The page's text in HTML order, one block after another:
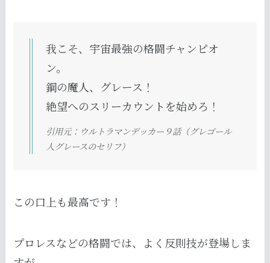
我こそ、宇宙最強の格闘チャンピオ
ン。
鋼の魔人、グレース！
絶望へのスリーカウントを始めろ！
引用元：ウルトラマンデッカー９話（グレゴール
人グレースのセリフ）
この口上も最高です！
プロレスなどの格闘では、よく反則技が登場しま